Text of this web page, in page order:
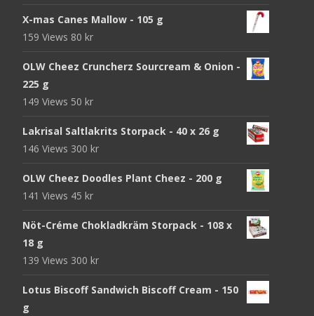
X-mas Canes Mallow - 105 g
159 Views 80 kr
OLW Cheez Cruncherz Sourcream & Onion -
225 g
149 Views 50 kr
Lakrisal Saltlakrits Storpack - 40 x 26 g
146 Views 300 kr
OLW Cheez Doodles Plant Cheez - 200 g
141 Views 45 kr
Nöt-Créme Chokladkräm Storpack - 108 x
18 g
139 Views 300 kr
Lotus Biscoff Sandwich Biscoff Cream - 150
g